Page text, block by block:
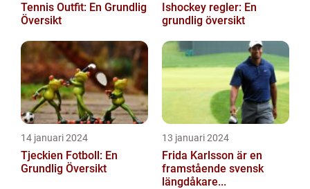
Tennis Outfit: En Grundlig
Översikt
Ishockey regler: En
grundlig översikt
14 januari 2024
Tjeckien Fotboll: En
Grundlig Översikt
13 januari 2024
Frida Karlsson är en
framstående svensk
längdåkare...